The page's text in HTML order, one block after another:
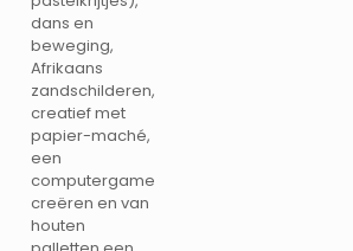
dans en
beweging,
Afrikaans
zandschilderen,
creatief met
papier-maché,
een
computergame
creëren en van
houten